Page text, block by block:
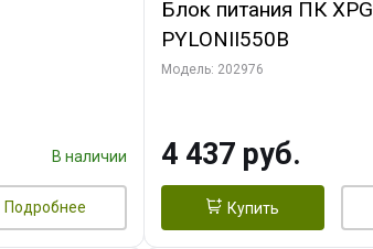
В наличии
Подробнее
Блок питания ПК XPG
PYLONII550B
Модель: 202976
4 437 руб.
Купить